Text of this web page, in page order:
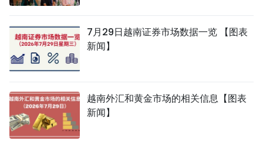
7月29日越南证券市场数据一览 【图表
新闻】
越南外汇和黄金市场的相关信息【图表
新闻】